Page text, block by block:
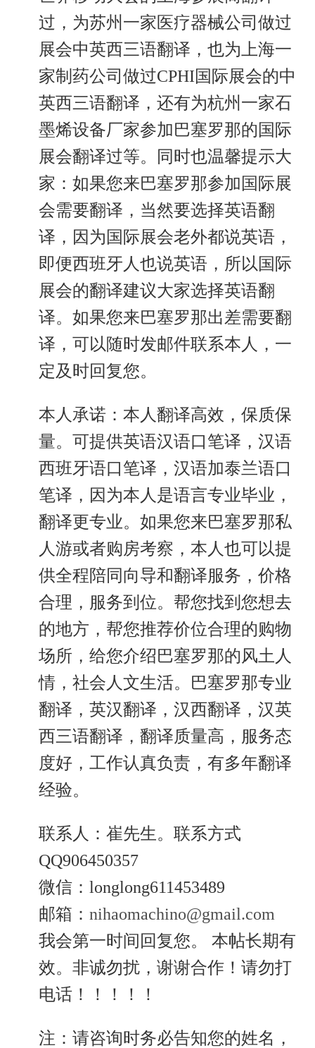
过，为苏州一家医疗器械公司做过
展会中英西三语翻译，也为上海一
家制药公司做过CPHI国际展会的中
英西三语翻译，还有为杭州一家石
墨烯设备厂家参加巴塞罗那的国际
展会翻译过等。同时也温馨提示大
家：如果您来巴塞罗那参加国际展
会需要翻译，当然要选择英语翻
译，因为国际展会老外都说英语，
即便西班牙人也说英语，所以国际
展会的翻译建议大家选择英语翻
译。如果您来巴塞罗那出差需要翻
译，可以随时发邮件联系本人，一
定及时回复您。
本人承诺：本人翻译高效，保质保
量。可提供英语汉语口笔译，汉语
西班牙语口笔译，汉语加泰兰语口
笔译，因为本人是语言专业毕业，
翻译更专业。如果您来巴塞罗那私
人游或者购房考察，本人也可以提
供全程陪同向导和翻译服务，价格
合理，服务到位。帮您找到您想去
的地方，帮您推荐价位合理的购物
场所，给您介绍巴塞罗那的风土人
情，社会人文生活。巴塞罗那专业
翻译，英汉翻译，汉西翻译，汉英
西三语翻译，翻译质量高，服务态
度好，工作认真负责，有多年翻译
经验。
联系人：崔先生。联系方式
QQ906450357
微信：longlong611453489
邮箱： nihaomachino@gmail.com
我会第一时间回复您。 本帖长期有
效。非诚勿扰，谢谢合作！请勿打
电话！！！！！
注：请咨询时务必告知您的姓名，